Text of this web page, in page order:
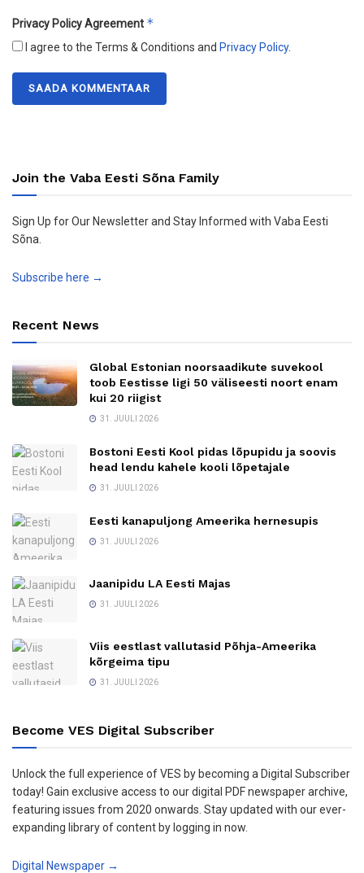
Privacy Policy Agreement *
I agree to the Terms & Conditions and Privacy Policy.
Join the Vaba Eesti Sõna Family
Sign Up for Our Newsletter and Stay Informed with Vaba Eesti
Sõna.
Subscribe here →
Recent News
Global Estonian noorsaadikute suvekool
toob Eestisse ligi 50 väliseesti noort enam
kui 20 riigist
31. JUULI 2026
Bostoni Eesti Kool pidas lõpupidu ja soovis
head lendu kahele kooli lõpetajale
31. JUULI 2026
Eesti kanapuljong Ameerika hernesupis
31. JUULI 2026
Jaanipidu LA Eesti Majas
31. JUULI 2026
Viis eestlast vallutasid Põhja-Ameerika
kõrgeima tipu
31. JUULI 2026
Become VES Digital Subscriber
Unlock the full experience of VES by becoming a Digital Subscriber
today! Gain exclusive access to our digital PDF newspaper archive,
featuring issues from 2020 onwards. Stay updated with our ever-
expanding library of content by logging in now.
Digital Newspaper →